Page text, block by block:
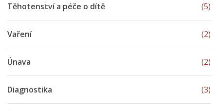
Těhotenství a péče o dítě (5)
Vaření (2)
Únava (2)
Diagnostika (3)